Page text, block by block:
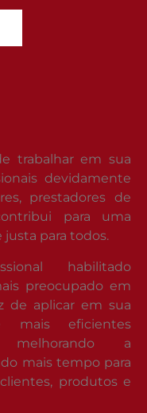
trabalhar em sua
devidamente
prestadores de
para uma
para todos.
habilitado
preocupado em
de aplicar em sua
mais eficientes
melhorando a
mais tempo para
produtos e